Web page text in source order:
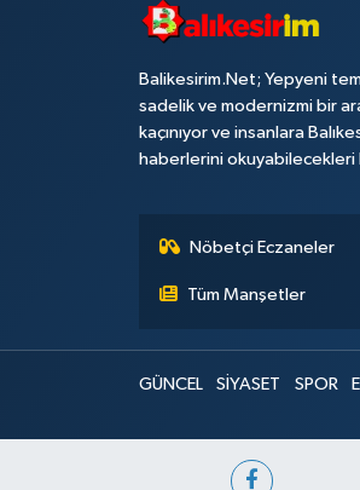
Balikesirim.Net; Yepyeni
sadelik ve modernizmi bir
kaçınıyor ve insanlara
haberlerini okuyabilecekleri
Nöbetçi Eczaneler
Tüm Manşetler
GÜNCEL SİYASET SPOR